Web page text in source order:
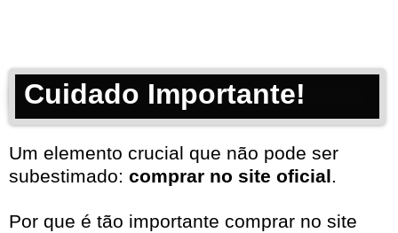
Cuidado Importante!
Um elemento crucial que não pode ser
subestimado: comprar no site oficial.
Por que é tão importante comprar no site